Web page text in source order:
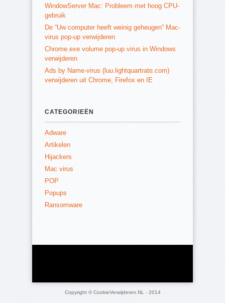
WindowServer Mac: Probleem met hoog CPU-
gebruik
De “Uw computer heeft weinig geheugen” Mac-
virus pop-up verwijderen
Chrome.exe volume pop-up virus in Windows
verwijderen
Ads by Name-virus (luu.lightquartrate.com)
verwijderen uit Chrome, Firefox en IE
CATEGORIEËN
Adware
Artikelen
Hijackers
Mac virus
POP
Popups
Ransomware
Copyright © CookieVerwijderen.NL - 2014